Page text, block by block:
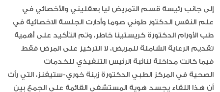
إلى جانب رئيسة قسم التمريض ليا بعقليني والأخصائي في
علم النفس الدكتور طوني صوما وأدارت الجلسة الاخصائية في
طب الأورام الدكتورة كريستينا خاطر، وتم التأكيد على أهمية
تقديم الرعاية الشاملة للمريض، لا التركيز على المرض فقط.
فيما كانت مداخلة لنائبة الرئيس التنفيذي للخدمات
الصحية في المركز الطبي الدكتورة زينة خوري-ستيفنز، التي رأت
أن هذا اللقاء يجسد هوية المستشفى القائمة على الجمع بين